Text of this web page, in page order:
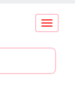
Conmutar